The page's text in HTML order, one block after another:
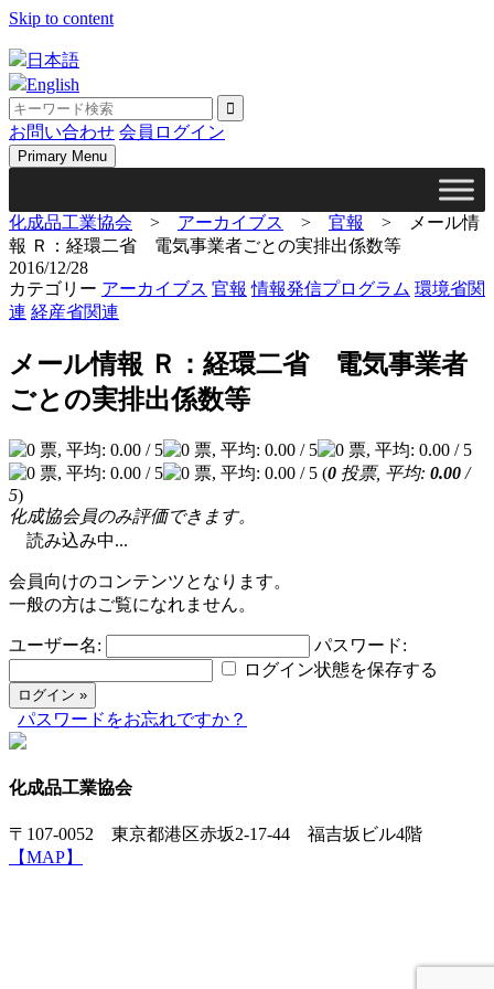
Skip to content
日本語
English
お問い合わせ 会員ログイン
Primary Menu
化成品工業協会 > アーカイブス > 官報 >
メール情
報 Ｒ：経環二省 電気事業者ごとの実排出係数等
2016/12/28
カテゴリー アーカイブス 官報 情報発信プログラム 環境省関
連 経産省関連
メール情報 Ｒ：経環二省 電気事業者
ごとの実排出係数等
(0 投票, 平均: 0.00 /
5)
化成協会員のみ評価できます。
読み込み中...
会員向けのコンテンツとなります。
一般の方はご覧になれません。
ユーザー名:
パスワード:
ログイン状態を保存する
パスワードをお忘れですか？
化成品工業協会
〒107-0052 東京都港区赤坂2-17-44 福吉坂ビル4階
【MAP】